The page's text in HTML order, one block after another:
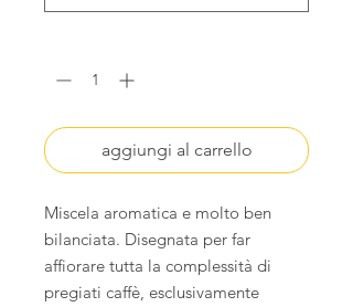
aggiungi al carrello
Miscela aromatica e molto ben
bilanciata. Disegnata per far
affiorare tutta la complessità di
pregiati caffè, esclusivamente